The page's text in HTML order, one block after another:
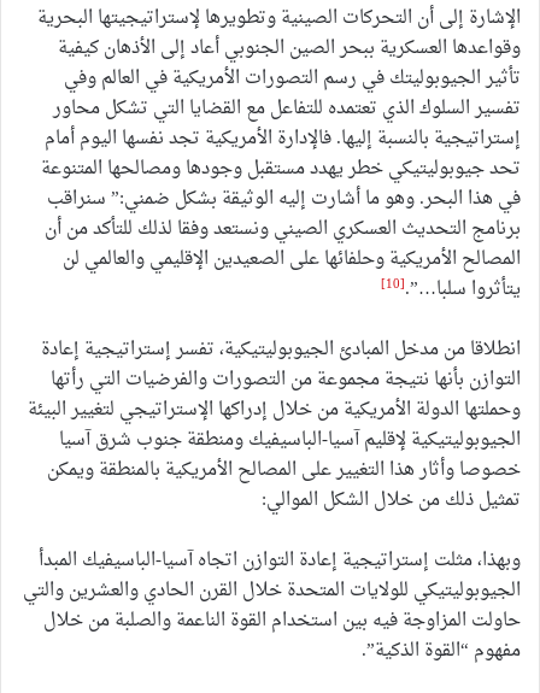
الإشارة إلى أن التحركات الصينية وتطويرها لإستراتيجيتها البحرية
وقواعدها العسكرية ببحر الصين الجنوبي أعاد إلى الأذهان كيفية
تأثير الجيوبوليتك في رسم التصورات الأمريكية في العالم وفي
تفسير السلوك الذي تعتمده للتفاعل مع القضايا التي تشكل محاور
إستراتيجية بالنسبة إليها. فالإدارة الأمريكية تجد نفسها اليوم أمام
تحد جيوبوليتيكي خطر يهدد مستقبل وجودها ومصالحها المتنوعة
في هذا البحر. وهو ما أشارت إليه الوثيقة بشكل ضمني:” سنراقب
برنامج التحديث العسكري الصيني ونستعد وفقا لذلك للتأكد من أن
المصالح الأمريكية وحلفائها على الصعيدين الإقليمي والعالمي لن
يتأثروا سلبا…”.[10]
انطلاقا من مدخل المبادئ الجيوبوليتيكية، تفسر إستراتيجية إعادة
التوازن بأنها نتيجة مجموعة من التصورات والفرضيات التي رأتها
وحملتها الدولة الأمريكية من خلال إدراكها الإستراتيجي لتغيير البيئة
الجيوبوليتيكية لإقليم آسيا-الباسيفيك ومنطقة جنوب شرق آسيا
خصوصا وأثار هذا التغيير على المصالح الأمريكية بالمنطقة ويمكن
تمثيل ذلك من خلال الشكل الموالي:
وبهذا، مثلت إستراتيجية إعادة التوازن اتجاه آسيا-الباسيفيك المبدأ
الجيوبوليتيكي للولايات المتحدة خلال القرن الحادي والعشرين والتي
حاولت المزاوجة فيه بين استخدام القوة الناعمة والصلبة من خلال
مفهوم “القوة الذكية”.